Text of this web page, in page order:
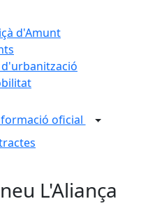
d'Amunt
d'urbanització
oficial
L'Aliança